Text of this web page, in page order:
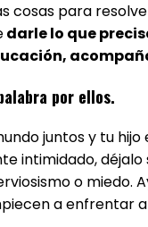
cosas para
darle lo que
por ellos.
juntos y tu hijo
intimidado, déjalo
o miedo.
a enfrentar